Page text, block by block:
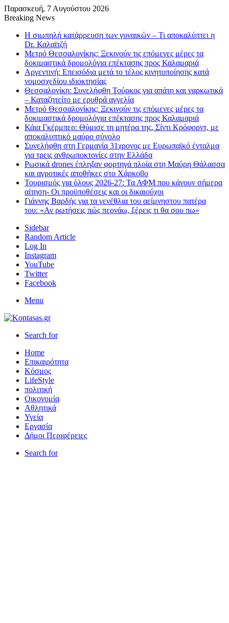
Παρασκευή, 7 Αυγούστου 2026
Breaking News
Η σιωπηλή κατάρρευση των γυναικών – Τι αποκαλύπτει η
Dr. Καλαϊτζή
Μετρό Θεσσαλονίκης: Ξεκινούν τις επόμενες μέρες τα
δοκιμαστικά δρομολόγια επέκτασης προς Καλαμαριά
Αργεντινή: Επεισόδια μετά το τέλος κινητοποίησης κατά
νομοσχεδίου ιδιοκτησίας
Θεσσαλονίκη: Συνελήφθη Τούρκος για απάτη και ναρκωτικά
– Καταζητείτο με ερυθρά αγγελία
Μετρό Θεσσαλονίκης: Ξεκινούν τις επόμενες μέρες τα
δοκιμαστικά δρομολόγια επέκτασης προς Καλαμαριά
Κάια Γκέρμπερ: Θύμισε τη μητέρα της, Σίντι Κρόφορντ, με
αποκαλυπτικό μαύρο σύνολο
Συνελήφθη στη Γερμανία 31χρονος με Ευρωπαϊκό ένταλμα
για τρεις ανθρωποκτονίες στην Ελλάδα
Ρωσικά drones έπληξαν φορτηγά πλοία στη Μαύρη Θάλασσα
και αγροτικές αποθήκες στο Χάρκοβο
Τουρισμός για όλους 2026-27: Τα ΑΦΜ που κάνουν σήμερα
αίτηση- Οι προϋποθέσεις και οι δικαιούχοι
Γιάννης Βαρδής για τα γενέθλια του αείμνηστου πατέρα
του: «Αν ρωτήσεις πώς περνάω, ξέρεις τι θα σου πω»
Sidebar
Random Article
Log In
Instagram
YouTube
Twitter
Facebook
Menu
Search for
Home
Επικαιρότητα
Κόσμος
LifeStyle
πολιτική
Οικονομία
Αθλητικά
Υγεία
Εργασία
Δήμοι Περιφέρειες
Search for